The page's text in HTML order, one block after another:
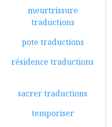
meurtrissure
traductions
pote traductions
résidence traductions
sacrer traductions
temporiser